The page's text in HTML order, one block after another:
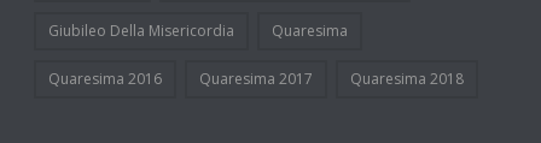
Giubileo Della Misericordia Quaresima
Quaresima 2016 Quaresima 2017 Quaresima 2018